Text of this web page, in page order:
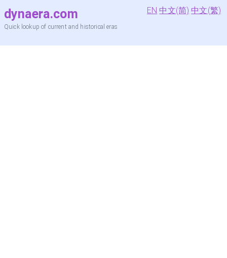
dynaera.com
Quick lookup of current and historical eras
EN 中文(简) 中文(繁)